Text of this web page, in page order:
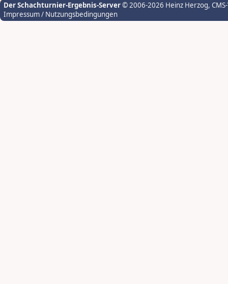
Der Schachturnier-Ergebnis-Server© 2006-2026 Heinz Herzog,
Impressum / Nutzungsbedingungen